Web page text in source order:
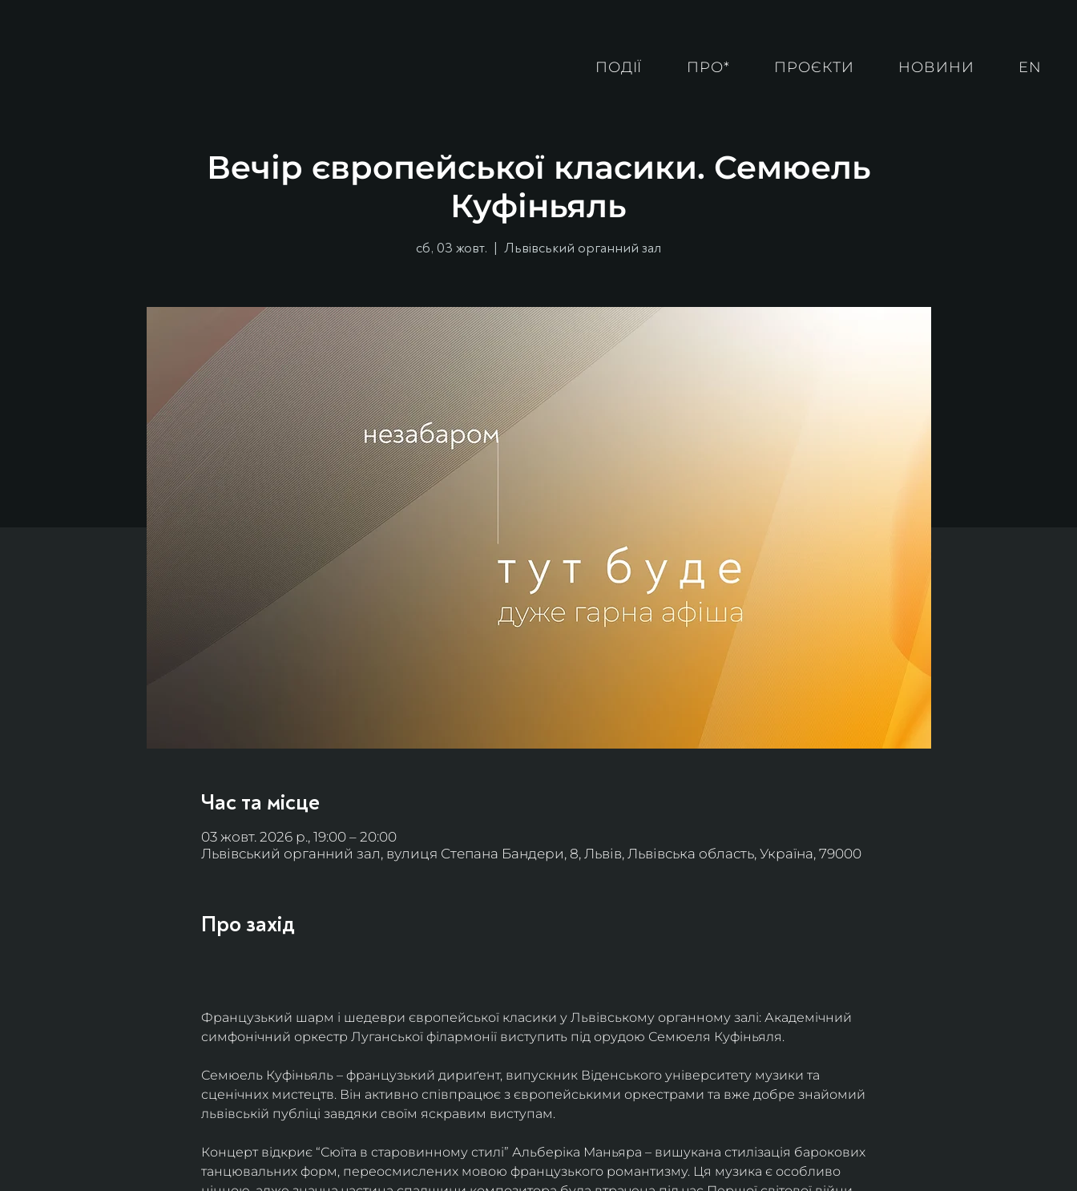
ПОДІЇ ПРО* ПРОЄКТИ НОВИНИ EN
Вечір європейської класики. Семюель
Куфіньяль
сб, 03 жовт.
  |
Львівський органний зал
Час та місце
03 жовт. 2026 р., 19:00 – 20:00
Львівський органний зал, вулиця Степана Бандери, 8, Львів, Львівська область, Україна, 79000
Про захід
Французький шарм і шедеври європейської класики у Львівському органному залі: Академічний
симфонічний оркестр Луганської філармонії виступить під орудою Семюеля Куфіньяля.
Семюель Куфіньяль – французький дириґент, випускник Віденського університету музики та
сценічних мистецтв. Він активно співпрацює з європейськими оркестрами та вже добре знайомий
львівській публіці завдяки своїм яскравим виступам.
Концерт відкриє “Сюїта в старовинному стилі” Альберіка Маньяра – вишукана стилізація барокових
танцювальних форм, переосмислених мовою французького романтизму. Ця музика є особливо